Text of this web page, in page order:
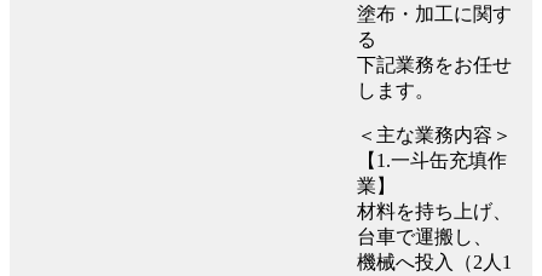
塗布・加工に関す
る
下記業務をお任せ
します。
＜主な業務内容＞
【1.一斗缶充填作
業】
材料を持ち上げ、
台車で運搬し、
機械へ投入（2人1